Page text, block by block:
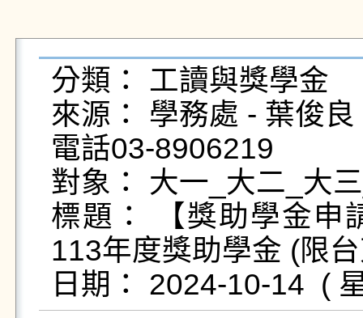
分類： 工讀與獎學金
來源： 學務處 - 葉俊
電話03-8906219
對象： 大一_大二_大
標題： 【獎助學金申
113年度獎助學金 (限